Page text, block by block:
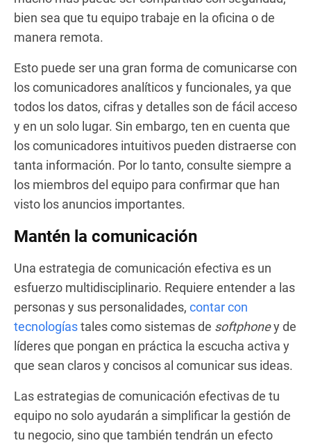
bien sea que tu equipo trabaje en la oficina o de
manera remota.
Esto puede ser una gran forma de comunicarse con
los comunicadores analíticos y funcionales, ya que
todos los datos, cifras y detalles son de fácil acceso
y en un solo lugar. Sin embargo, ten en cuenta que
los comunicadores intuitivos pueden distraerse con
tanta información. Por lo tanto, consulte siempre a
los miembros del equipo para confirmar que han
visto los anuncios importantes.
Mantén la comunicación
Una estrategia de comunicación efectiva es un
esfuerzo multidisciplinario. Requiere entender a las
personas y sus personalidades, contar con
tecnologíastales como sistemas de softphoney de
líderes que pongan en práctica la escucha activa y
que sean claros y concisos al comunicar sus ideas.
Las estrategias de comunicación efectivas de tu
equipo no solo ayudarán a simplificar la gestión de
tu negocio, sino que también tendrán un efecto